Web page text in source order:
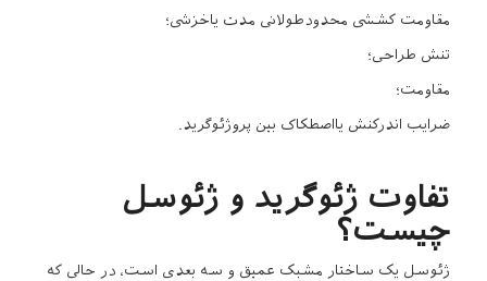
مقاومت کششی محدودطولانی مدت یاخزشی؛
تنش طراحی؛
مقاومت؛
ضرایب اندرکنش یااصطکاک بین پروژئوگرید.
تفاوت ژئوگرید و ژئوسل
چیست؟
ژئوسل یک ساختار مشبک عمیق و سه بعدی است، در حالی که